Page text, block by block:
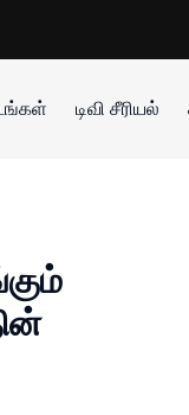
டிவி சீரியல்